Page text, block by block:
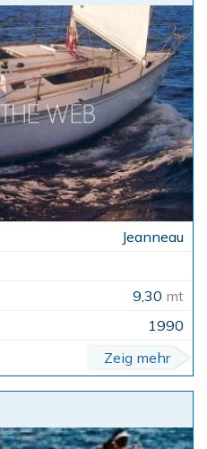
Jeanneau
9,30 mt
1990
Zeig mehr